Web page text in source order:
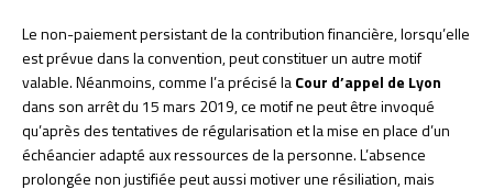
Le non-paiement persistant de la contribution financière, lorsqu’elle
est prévue dans la convention, peut constituer un autre motif
valable. Néanmoins, comme l’a précisé laCour d’appel de Lyon
dans son arrêt du 15 mars 2019, ce motif ne peut être invoqué
qu’après des tentatives de régularisation et la mise en place d’un
échéancier adapté aux ressources de la personne. L’absence
prolongée non justifiée peut aussi motiver une résiliation, mais